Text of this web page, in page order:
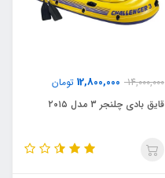
14,000,000
12,800,000 تومان
قایق بادی چلنجر 3 مدل ۲۰۱۵